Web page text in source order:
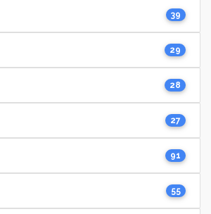
39
29
28
27
91
55